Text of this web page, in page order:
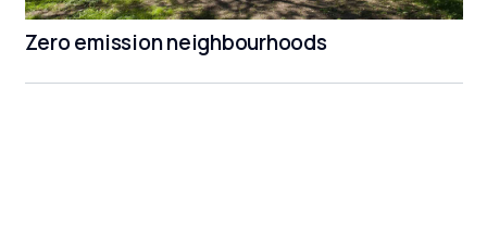
Zero emission neighbourhoods